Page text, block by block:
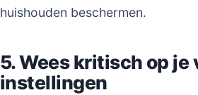
huishouden beschermen.
5. Wees kritisch op je
instellingen